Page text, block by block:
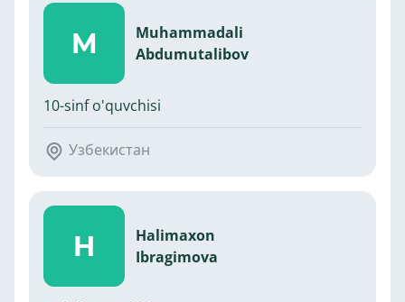
M
Muhammadali
Abdumutalibov
10-sinf o'quvchisi
Узбекистан
H
Halimaxon
Ibragimova